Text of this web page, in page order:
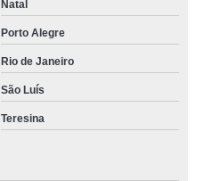
Natal
Porto Alegre
Rio de Janeiro
São Luís
Teresina